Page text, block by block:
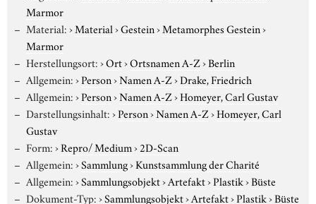
Marmor
Material:›Material›Gestein›Metamorphes Gestein›
Marmor
Herstellungsort:›Ort›Ortsnamen A-Z›Berlin
Allgemein:›Person›Namen A-Z›Drake, Friedrich
Allgemein:›Person›Namen A-Z›Homeyer, Carl Gustav
Darstellungsinhalt:›Person›Namen A-Z›Homeyer, Carl
Gustav
Form:›Repro/ Medium›2D-Scan
Allgemein:›Sammlung›Kunstsammlung der Charité
Allgemein:›Sammlungsobjekt›Artefakt›Plastik›Büste
Dokument-Typ:›Sammlungsobjekt›Artefakt›Plastik›Büste